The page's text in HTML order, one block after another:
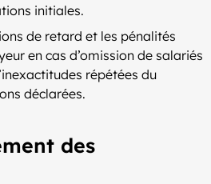
initiales.
de retard et les pénalités
en cas d’omission de salariés
répétées du
déclarées.
des